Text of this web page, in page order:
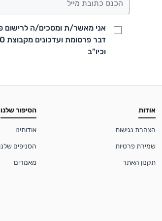
אני מאשר/ת ומסכים/ה לרישום
וכיו"ב
אודות
הצהרת נגישות
שמירת פרטיות
תקנון האתר
הסיפור שלנו
אודותינו
הסניפים שלנו
מאמרים